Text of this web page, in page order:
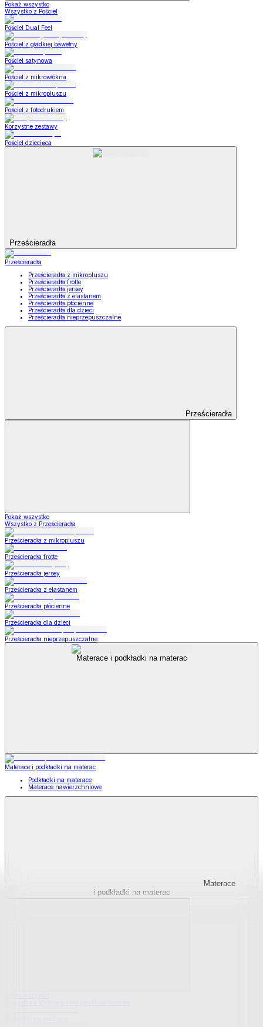
Pokaż wszystko
Wszystko z Pościel
Pościel Dual Feel
Pościel z gładkiej bawełny
Pościel satynowa
Pościel z mikrowłókna
Pościel z mikropluszu
Pościel z fotodrukiem
Korzystne zestawy
Pościel dziecięca
Prześcieradła
Prześcieradła
Prześcieradła z mikropluszu
Prześcieradła frotte
Prześcieradła jersey
Prześcieradła z elastanem
Prześcieradła płócienne
Prześcieradła dla dzieci
Prześcieradła nieprzepuszczalne
Prześcieradła
Pokaż wszystko
Wszystko z Prześcieradła
Prześcieradła z mikropluszu
Prześcieradła frotte
Prześcieradła jersey
Prześcieradła z elastanem
Prześcieradła płócienne
Prześcieradła dla dzieci
Prześcieradła nieprzepuszczalne
Materace i podkładki na materac
Materace i podkładki na materac
Podkładki na materace
Materace nawierzchniowe
Materace
i podkładki na materac